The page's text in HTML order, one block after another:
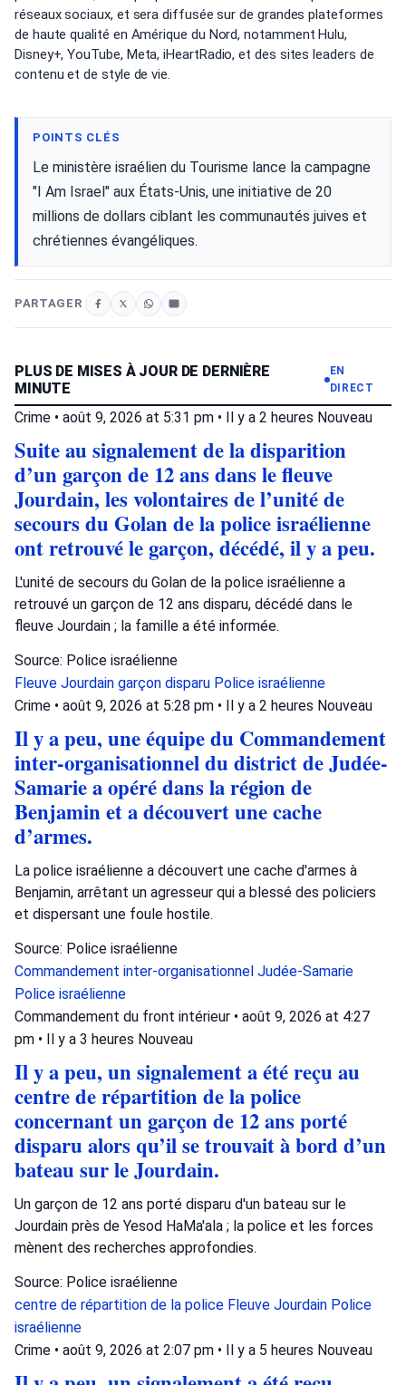
réseaux sociaux, et sera diffusée sur de grandes plateformes
de haute qualité en Amérique du Nord, notamment Hulu,
Disney+, YouTube, Meta, iHeartRadio, et des sites leaders de
contenu et de style de vie.
POINTS CLÉS
Le ministère israélien du Tourisme lance la campagne
"I Am Israel" aux États-Unis, une initiative de 20
millions de dollars ciblant les communautés juives et
chrétiennes évangéliques.
PARTAGER
PLUS DE MISES À JOUR DE DERNIÈRE
MINUTE
EN
DIRECT
Crime • août 9, 2026 at 5:31 pm • Il y a 2 heures Nouveau
Suite au signalement de la disparition
d’un garçon de 12 ans dans le fleuve
Jourdain, les volontaires de l’unité de
secours du Golan de la police israélienne
ont retrouvé le garçon, décédé, il y a peu.
L'unité de secours du Golan de la police israélienne a
retrouvé un garçon de 12 ans disparu, décédé dans le
fleuve Jourdain ; la famille a été informée.
Source: Police israélienne
Fleuve Jourdain garçon disparu Police israélienne
Crime • août 9, 2026 at 5:28 pm • Il y a 2 heures Nouveau
Il y a peu, une équipe du Commandement
inter-organisationnel du district de Judée-
Samarie a opéré dans la région de
Benjamin et a découvert une cache
d’armes.
La police israélienne a découvert une cache d'armes à
Benjamin, arrêtant un agresseur qui a blessé des policiers
et dispersant une foule hostile.
Source: Police israélienne
Commandement inter-organisationnel Judée-Samarie
Police israélienne
Commandement du front intérieur • août 9, 2026 at 4:27
pm • Il y a 3 heures Nouveau
Il y a peu, un signalement a été reçu au
centre de répartition de la police
concernant un garçon de 12 ans porté
disparu alors qu’il se trouvait à bord d’un
bateau sur le Jourdain.
Un garçon de 12 ans porté disparu d'un bateau sur le
Jourdain près de Yesod HaMa'ala ; la police et les forces
mènent des recherches approfondies.
Source: Police israélienne
centre de répartition de la police Fleuve Jourdain Police
israélienne
Crime • août 9, 2026 at 2:07 pm • Il y a 5 heures Nouveau